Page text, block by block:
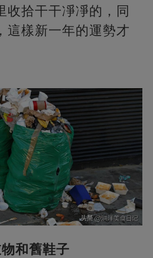
收拾干干凈凈的，同
這樣新一年的運勢才
和舊鞋子